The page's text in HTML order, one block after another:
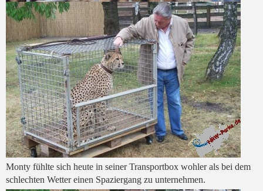
Monty fühlte sich heute in seiner Transportbox wohler als bei dem
schlechten Wetter einen Spaziergang zu unternehmen.